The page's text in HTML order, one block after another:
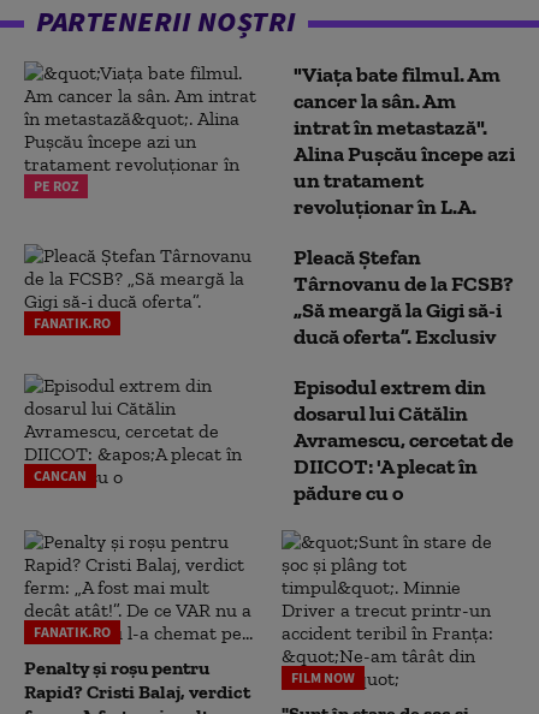
PARTENERII NOȘTRI
PE ROZ
"Viața bate filmul. Am
cancer la sân. Am
intrat în metastază".
Alina Pușcău începe azi
un tratament
revoluționar în L.A.
FANATIK.RO
Pleacă Ștefan
Târnovanu de la FCSB?
„Să meargă la Gigi să-i
ducă oferta”. Exclusiv
CANCAN
Episodul extrem din
dosarul lui Cătălin
Avramescu, cercetat de
DIICOT: 'A plecat în
pădure cu o
FANATIK.RO
Penalty și roșu pentru
Rapid? Cristi Balaj, verdict
FILM NOW